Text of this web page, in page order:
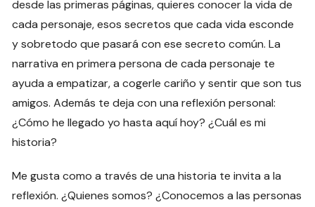
desde las primeras páginas, quieres conocer la vida de
cada personaje, esos secretos que cada vida esconde
y sobretodo que pasará con ese secreto común. La
narrativa en primera persona de cada personaje te
ayuda a empatizar, a cogerle cariño y sentir que son tus
amigos. Además te deja con una reflexión personal:
¿Cómo he llegado yo hasta aquí hoy? ¿Cuál es mi
historia?
Me gusta como a través de una historia te invita a la
reflexión. ¿Quienes somos? ¿Conocemos a las personas